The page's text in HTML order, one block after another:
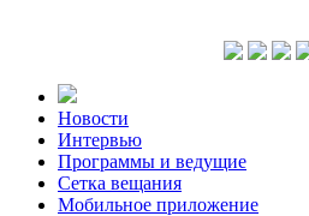
Новости
Интервью
Программы и ведущие
Сетка вещания
Мобильное приложение